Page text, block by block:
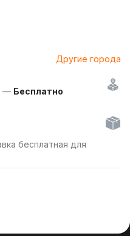
Другие города
— Бесплатно
бесплатная для